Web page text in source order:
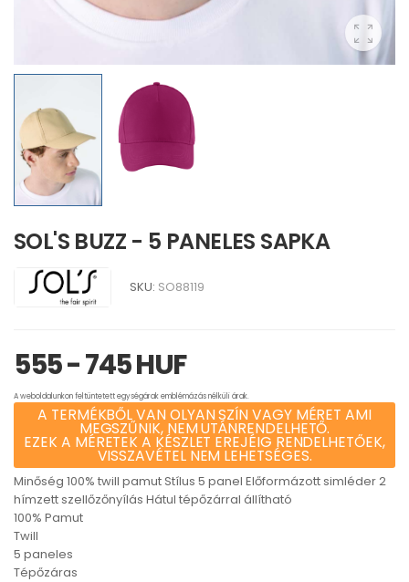
SOL'S BUZZ - 5 PANELES SAPKA
SKU: SO88119
555 - 745 HUF
A weboldalunkon feltüntetett egységárak emblémázás nélküli árak.
A TERMÉKBŐL VAN OLYAN SZÍN VAGY MÉRET AMI
MEGSZŰNIK, NEM UTÁNRENDELHETŐ.
EZEK A MÉRETEK A KÉSZLET EREJÉIG RENDELHETŐEK,
VISSZAVÉTEL NEM LEHETSÉGES.
Minőség 100% twill pamut Stílus 5 panel Előformázott simléder 2
hímzett szellőzőnyílás Hátul tépőzárral állítható
100% Pamut
Twill
5 paneles
Tépőzáras